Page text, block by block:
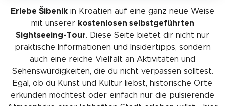
Erlebe Šibenik in Kroatien auf eine ganz neue Weise
mit unserer kostenlosen selbstgeführten
Sightseeing-Tour. Diese Seite bietet dir nicht nur
praktische Informationen und Insidertipps, sondern
auch eine reiche Vielfalt an Aktivitäten und
Sehenswürdigkeiten, die du nicht verpassen solltest.
Egal, ob du Kunst und Kultur liebst, historische Orte
erkunden möchtest oder einfach nur die pulsierende